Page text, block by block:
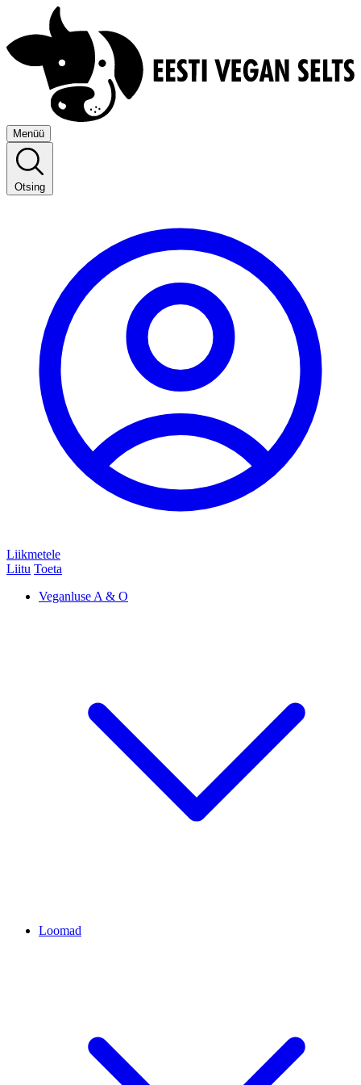
Menüü
Otsing
Liikmetele
Liitu Toeta
Veganluse A & O
Loomad